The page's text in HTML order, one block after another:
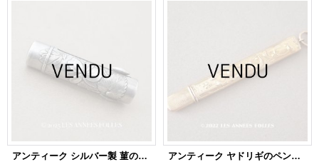
アンティーク シルバー製 菫のリップケース シャトレーヌ用 リング付 アンティーク ヤドリギのペンシルホルダー ペンシルケース